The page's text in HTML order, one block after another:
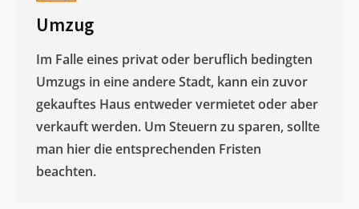
Umzug
Im Falle eines privat oder beruflich bedingten
Umzugs in eine andere Stadt, kann ein zuvor
gekauftes Haus entweder vermietet oder aber
verkauft werden. Um Steuern zu sparen, sollte
man hier die entsprechenden Fristen
beachten.